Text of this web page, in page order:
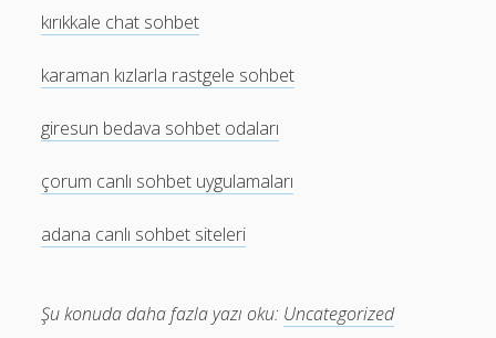
kırıkkale chat sohbet
karaman kızlarla rastgele sohbet
giresun bedava sohbet odaları
çorum canlı sohbet uygulamaları
adana canlı sohbet siteleri
Şu konuda daha fazla yazı oku: Uncategorized